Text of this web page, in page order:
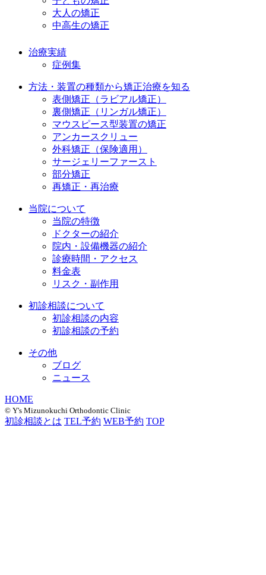
大人の矯正
中高生の矯正
治療実績
症例集
方法・装置の種類から矯正治療を知る
表側矯正（ラビアル矯正）
裏側矯正（リンガル矯正）
マウスピース型装置の矯正
アンカースクリュー
外科矯正（保険適用）
サージェリーファースト
部分矯正
再矯正・再治療
当院について
当院の特徴
ドクターの紹介
院内・設備機器の紹介
診療時間・アクセス
料金表
リスク・副作用
初診相談について
初診相談の内容
初診相談の予約
その他
ブログ
ニュース
HOME
©︎ Y's Mizunokuchi Orthodontic Clinic
初診相談とは TEL予約 WEB予約 TOP